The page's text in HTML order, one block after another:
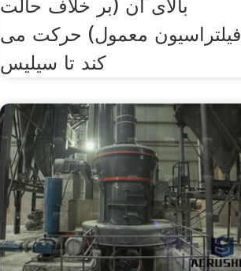
بالای آن (بر خلاف حالت
فیلتراسیون معمول) حرکت می
کند تا سیلیس